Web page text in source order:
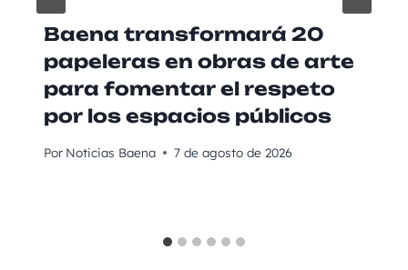
Baena transformará 20
papeleras en obras de arte
para fomentar el respeto
por los espacios públicos
Por Noticias Baena 7 de agosto de 2026